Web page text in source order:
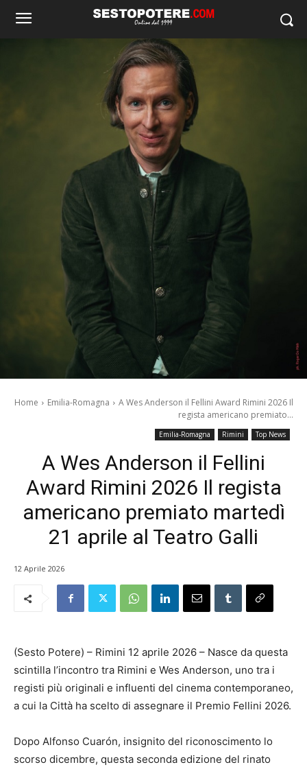
Home Emilia-Romagna
A Wes Anderson il Fellini Award Rimini 2026 Il
regista americano premiato...
Emilia-Romagna Rimini Top News
A Wes Anderson il Fellini
Award Rimini 2026 Il regista
americano premiato martedì
21 aprile al Teatro Galli
12 Aprile 2026
(Sesto Potere) – Rimini 12 aprile 2026 – Nasce da questa
scintilla l’incontro tra Rimini e Wes Anderson, uno tra i
registi più originali e influenti del cinema contemporaneo,
a cui la Città ha scelto di assegnare il Premio Fellini 2026.
Dopo Alfonso Cuarón, insignito del riconoscimento lo
scorso dicembre, questa seconda edizione del rinato